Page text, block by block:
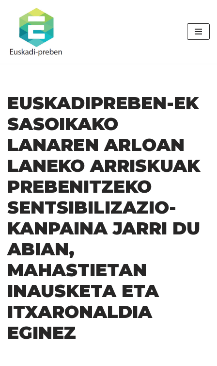
Skip
content
EUSKADIPREBEN-EK
SASOIKAKO
LANAREN ARLOAN
LANEKO ARRISKUAK
PREBENITZEKO
SENTSIBILIZAZIO-
KANPAINA JARRI DU
ABIAN,
MAHASTIETAN
INAUSKETA ETA
ITXARONALDIA
EGINEZ